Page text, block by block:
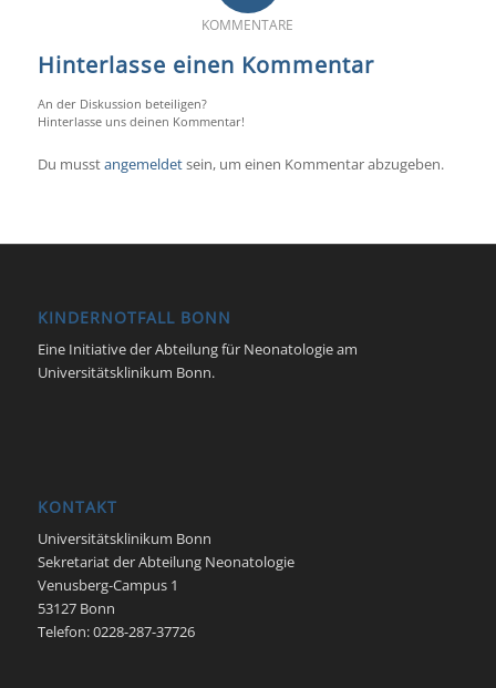
KOMMENTARE
Hinterlasse einen Kommentar
An der Diskussion beteiligen?
Hinterlasse uns deinen Kommentar!
Du musstangemeldetsein, um einen Kommentar abzugeben.
KINDERNOTFALL BONN
Eine Initiative der Abteilung für Neonatologie am
Universitätsklinikum Bonn.
KONTAKT
Universitätsklinikum Bonn
Sekretariat der Abteilung Neonatologie
Venusberg-Campus 1
53127 Bonn
Telefon: 0228-287-37726